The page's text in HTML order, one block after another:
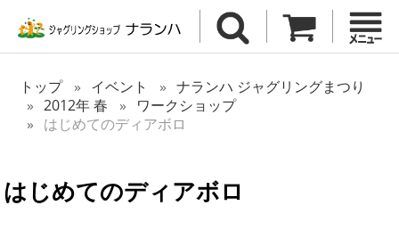
トップ イベント
ナランハ ジャグリングまつり
2012年 春
ワークショップ
はじめてのディアボロ
はじめてのディアボロ